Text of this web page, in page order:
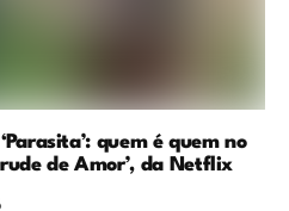
quem é quem no
de Amor’, da Netflix